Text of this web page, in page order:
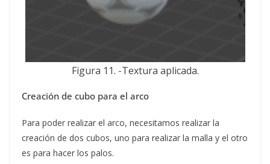
Figura 11. -Textura aplicada.
Creación de cubo para el arco
Para poder realizar el arco, necesitamos realizar la
creación de dos cubos, uno para realizar la malla y el otro
es para hacer los palos.